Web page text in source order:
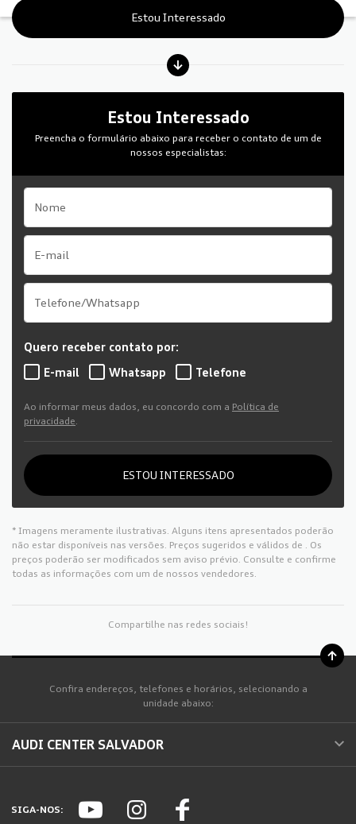
Estou Interessado
Estou Interessado
Preencha o formulário abaixo para receber o contato de um de
nossos especialistas:
Quero receber contato por:
E-mail
Whatsapp Telefone
Ao informar meus dados, eu concordo com a Política de
privacidade
ESTOU INTERESSADO
* Imagens meramente ilustrativas. Alguns itens apresentados poderão
não estar disponíveis nas versões. Preços sugeridos e válidos de
. Os
preços poderão ser modificados sem aviso prévio. Consulte e confirme
todas as informações com um de nossos vendedores.
Compartilhe nas redes sociais!
Confira endereços, telefones e horários, selecionando a
unidade abaixo:
AUDI CENTER SALVADOR
SIGA-NOS: